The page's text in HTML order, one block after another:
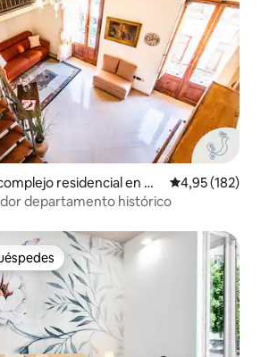
residencial en Ca
Calificación
4,95 (182)
departamento histórico
más destacados